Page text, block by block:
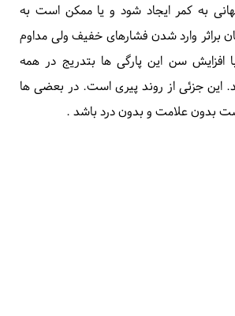
به کمر ایجاد شود و یا ممکن است به
براثر وارد شدن فشارهای خفیف ولی مداوم
افزایش سن این پارگی ها بتدریج در همه
این جزئی از روند پیری است. در بعضی ها
بدون علامت و بدون درد باشد .